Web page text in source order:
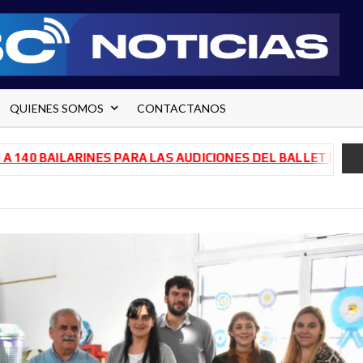
QUIENES SOMOS CONTACTANOS
PARA LAS AUDICIONES DEL BALLET DE RÍO NEGRO